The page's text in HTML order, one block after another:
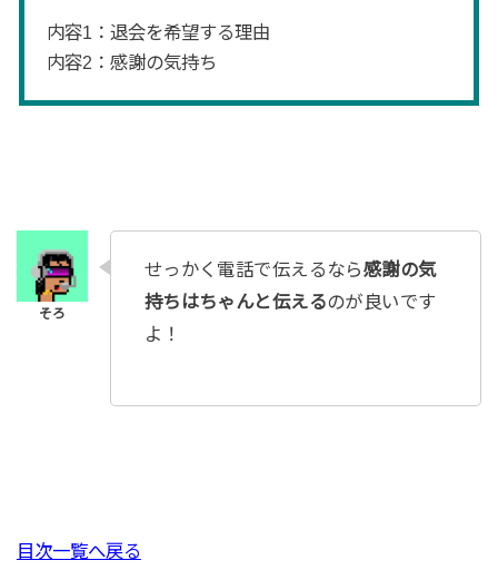
内容1：退会を希望する理由
内容2：感謝の気持ち
せっかく電話で伝えるなら感謝の気
持ちはちゃんと伝えるのが良いです
よ！
目次一覧へ戻る